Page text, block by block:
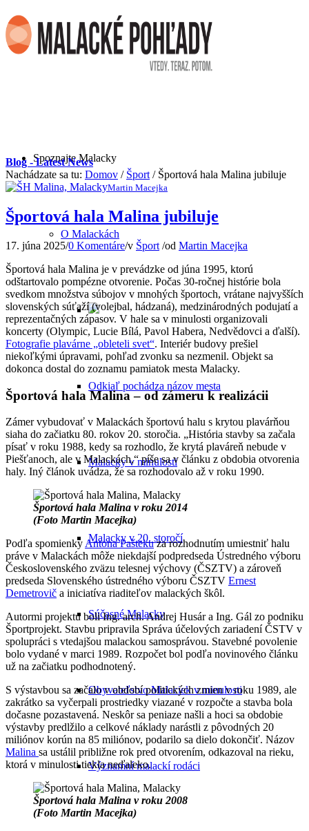
Spoznajte Malacky
O Malackách
Odkiaľ pochádza názov mesta
Malacky v minulosti
Malacky v 20. storočí
Súčasné Malacky
Obyvateľstvo Malaciek v minulosti
Významní malackí rodáci
Blog - Latest News
Nachádzate sa tu: Domov / Šport / Športová hala Malina jubiluje
Martin Macejka
Športová hala Malina jubiluje
17. júna 2025/0 Komentáre/v Šport /od Martin Macejka
Športová hala Malina je v prevádzke od júna 1995, ktorú
odštartovalo pompézne otvorenie. Počas 30-ročnej histórie bola
svedkom množstva súbojov v mnohých športoch, vrátane najvyšších
slovenských súťaží (volejbal, hádzaná), medzinárodných podujatí a
reprezentačných zápasov. V hale sa v minulosti organizovali
koncerty (Olympic, Lucie Bílá, Pavol Habera, Nedvědovci a ďalší).
Fotografie plavárne „obleteli svet“. Interiér budovy prešiel
niekoľkými úpravami, pohľad zvonku sa nezmenil. Objekt sa
dokonca dostal do zoznamu pamiatok mesta Malacky.
Športová hala Malina – od zámeru k realizácii
Zámer vybudovať v Malackách športovú halu s krytou plavárňou
siaha do začiatku 80. rokov 20. storočia. „História stavby sa začala
písať v roku 1988, kedy sa rozhodlo, že krytá plaváreň nebude v
Piešťanoch, ale v Malackách,“ píše sa v článku z obdobia otvorenia
haly. Iný článok uvádza, že sa rozhodovalo až v roku 1990.
Športová hala Malina v roku 2014
(Foto Martin Macejka)
Podľa spomienky Antona Paštekuza rozhodnutím umiestniť halu
práve v Malackách môže niekdajší podpredseda Ústredného výboru
Československého zväzu telesnej výchovy (ČSZTV) a zároveň
predseda Slovenského ústredného výboru ČSZTV Ernest
Demetrovič a iniciatíva riaditeľov malackých škôl.
Autormi projektu boli Ing. arch. Andrej Husár a Ing. Gál zo podniku
Športprojekt. Stavbu pripravila Správa účelových zariadení ČSTV v
spolupráci s vtedajšou malackou samosprávou. Stavebné povolenie
bolo vydané v marci 1989. Rozpočet bol podľa novinového článku
už na začiatku podhodnotený.
S výstavbou sa začalo v období politických zmien v roku 1989, ale
zakrátko sa vyčerpali prostriedky viazané v rozpočte a stavba bola
dočasne pozastavená. Neskôr sa peniaze našli a hoci sa obdobie
výstavby predlžilo a celkové náklady narástli z pôvodných 20
miliónov korún na 85 miliónov, podarilo sa dielo dokončiť. Názov
Malina sa ustálil približne rok pred otvorením, odkazoval na rieku,
ktorá v minulosti tiekla neďaleko.
Športová hala Malina v roku 2008
(Foto Martin Macejka)